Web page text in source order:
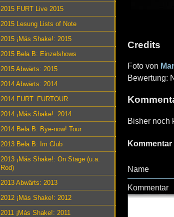
2015 FURT Live 2015
2015 Lesung Lists of Note
2015 ¡Más Shake!: 2015
2015 Bela B: Einzelshows
2015 Abwärts: 2015
2014 Abwärts: 2014
2014 FURT: FURTOUR
2014 ¡Más Shake!: 2014
2014 Bela B: Bye-now! Tour
2013 Bela B: Im Club
2013 ¡Más Shake!: On Stage (u.a.
Rod)
2013 Abwärts: 2013
2012 ¡Más Shake!: 2012
2011 ¡Más Shake!: 2011
Credits
Foto von
Bewertung:
Bisher noch
Name
Kommentar